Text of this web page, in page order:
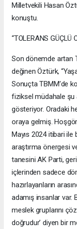
Milletvekili Hasan
konuştu.
“TOLERANS GÜÇLÜ
Son dönemde artan
değinen Öztürk,
Sonuçta TBMM’de
fiziksel müdahale şu
gösteriyor. Oradaki
oraya gelmiş.
Mayıs 2024 itibari
araştırma önergesi
tanesini AK Parti,
içlerinden sadece
hazırlayanların
adamış insanlar var.
meslek gruplarını
doğrudur’ diyen bir